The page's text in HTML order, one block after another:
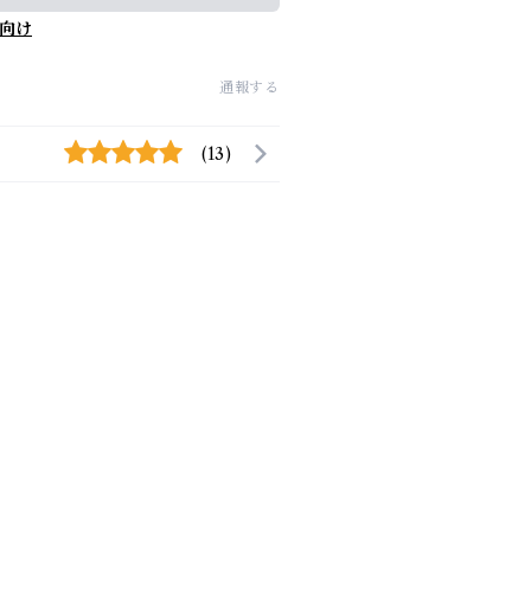
け
通報する
(13)